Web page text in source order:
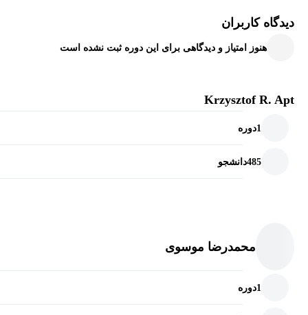
دیدگاه کاربران
هنوز امتیاز و دیدگاهی برای این دوره ثبت نشده است
Krzysztof R. Apt
1دوره
485دانشجو
محمدرضا موسوی
1دوره